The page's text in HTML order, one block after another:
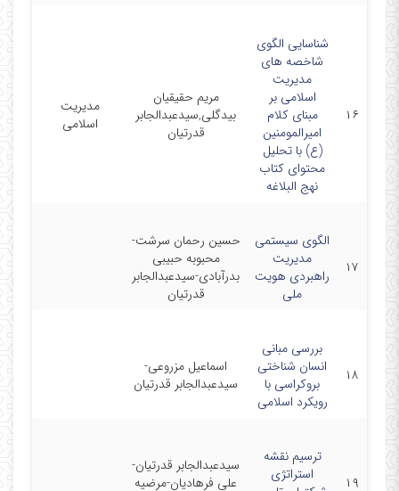
۱۶
شناسایی الگوی
شاخصه های
مدیریت
اسلامی بر
مبنای کلام
امیرالمومنین
(ع) با تحلیل
محتوای کتاب
نهج البلاغه
مریم حقیقیان
بیدگلی,سیدعبدالجابر
قدرتیان
مدیریت
اسلامی
۱۷
الگوی سیستمی
مدیریت
راهبردی هویت
ملی
حسین رحمان سرشت-
محبوبه حبیبی
بدرآبادی-سیدعبدالجابر
قدرتیان
۱۸
بررسی مبانی
انسان شناختی
بروکراسی با
رویکرد اسلامی
اسماعیل مزروعی-
سیدعبدالجابر قدرتیان
۱۹
ترسیم نقشه
استراتژی
سیدعبدالجابر قدرتیان-
علی فرهادیان-مرضیه